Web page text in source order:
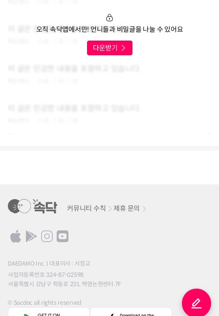
이 글은 민감한 내용을 포함하고 있습니다.
오직 속닥앱에서만! 언니들과 비밀글을 나눌 수 있어요
커뮤니티 수칙 제휴 문의
DAEDAMO Inc.
대표이사 : 서정교
사업자등록번호 324-87-02598
서울특별시 강남구 학동로 231, 백영논현센터 7F
© Socdoc all rights reserved